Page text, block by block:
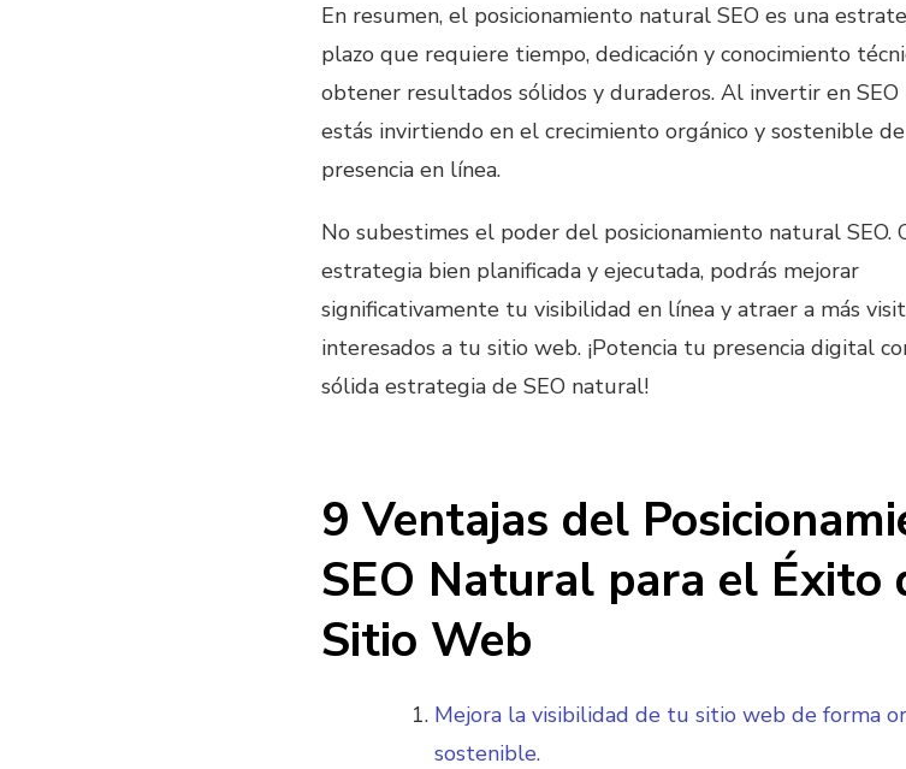
En resumen, el posicionamiento natural SEO es una
plazo que requiere tiempo, dedicación y conocimiento
obtener resultados sólidos y duraderos. Al invertir en
estás invirtiendo en el crecimiento orgánico y sostenible
presencia en línea.
No subestimes el poder del posicionamiento natural SEO.
estrategia bien planificada y ejecutada, podrás mejorar
significativamente tu visibilidad en línea y atraer a más
interesados ​​a tu sitio web. ¡Potencia tu presencia digital
sólida estrategia de SEO natural!
9 Ventajas del
SEO Natural para el Éxito
Sitio Web
Mejora la visibilidad de tu sitio web de forma
sostenible.